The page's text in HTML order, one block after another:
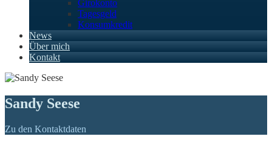
Girokonto
Tagesgeld
Konsumkredit
News
Über mich
Kontakt
Sandy Seese
Zu den Kontaktdaten